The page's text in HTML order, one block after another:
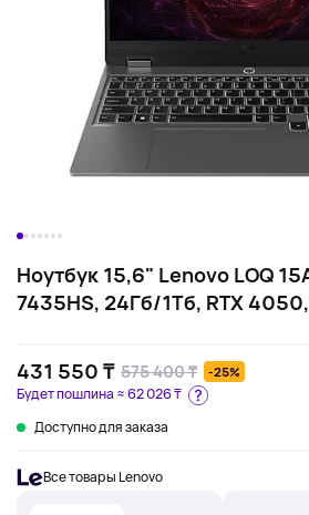
Ноутбук 15,6" Lenovo LOQ
7435HS, 24Гб/1Тб, RTX
431 550 ₸ 575 400 ₸ -25%
Доступно для заказа
Будет пошлина ≈62 026 ₸
Все товары Lenovo